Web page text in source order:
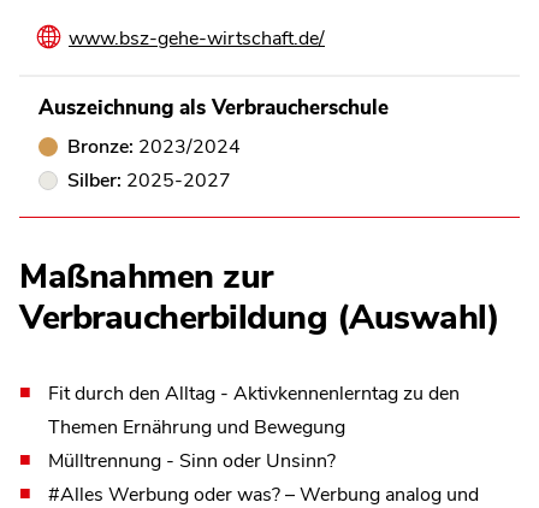
www.bsz-gehe-wirtschaft.de/
Auszeichnung als Verbraucherschule
Bronze: 2023/2024
Silber: 2025-2027
Maßnahmen zur
Verbraucherbildung (Auswahl)
Fit durch den Alltag - Aktivkennenlerntag zu den
Themen Ernährung und Bewegung
Mülltrennung - Sinn oder Unsinn?
#Alles Werbung oder was? – Werbung analog und